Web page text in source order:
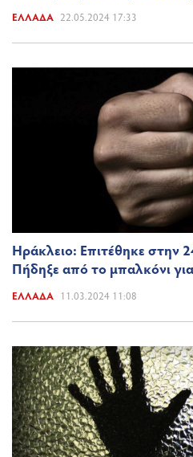
ΕΛΛΆΔΑ 22.05.2024 17:33
Ηράκλειο: Επιτέθηκε στην
Πήδηξε από το μπαλκόνι
ΕΛΛΆΔΑ 11.03.2024 11:08